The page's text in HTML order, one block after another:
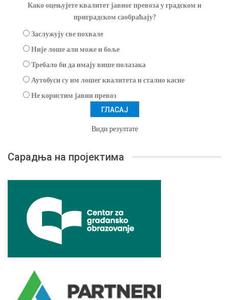
Како оцењујете квалитет јавног превоза у градском и
приградском саобраћају?
Заслужују све похвале
Није лоше али може и боље
Требало би да имају више полазака
Аутобуси су им лошег квалитета и стално касне
Не користим јавни превоз
Види резултате
Сарадња на пројектима